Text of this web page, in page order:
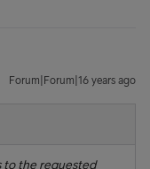
Forum|Forum|16 years ago
to the requested